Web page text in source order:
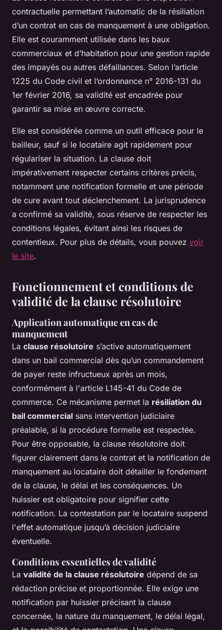
contractuelle permettant l’automatic de la résiliation
d’un contrat en cas de manquement à une obligation.
Elle est couramment utilisée dans les baux
commerciaux et d’habitation pour une gestion rapide
des impayés ou autres défaillances. Selon l’article
1225 du Code civil et l’ordonnance n° 2016-131 du
1er février 2016, sa validité est encadrée pour
garantir sa mise en œuvre correcte.
Elle est considérée comme un outil efficace pour le
bailleur, sauf si le locataire agit rapidement pour
régulariser la situation. La clause doit
impérativement respecter certains critères précis,
notamment une notification formelle et une période
de cure avant tout déclenchement. La jurisprudence
a confirmé sa validité, sous réserve de respecter les
conditions légales, évitant ainsi les risques de
contentieux. Pour plus de détails, vous pouvez voir
le site.
Fonctionnement et conditions de
validité de la clause résolutoire
Application automatique en cas de
manquement
La clause résolutoire s’active automatiquement
dans un bail commercial dès qu’un commandement
de payer reste infructueux après un mois,
conformément à l'article L145-41 du Code de
commerce. Ce mécanisme permet la résiliation du
bail commercial sans intervention judiciaire
préalable, si la procédure formelle est respectée.
Pour être opposable, la clause résolutoire doit
figurer clairement dans le contrat et la notification de
manquement au locataire doit détailler le fondement
de la clause, le délai et les conséquences. Un
huissier est obligatoire pour signifier cette
notification. La contestation par le locataire suspend
l'effet automatique jusqu’à décision judiciaire
éventuelle.
Conditions essentielles de validité
La validité de la clause résolutoire dépend de sa
rédaction précise et proportionnée. Elle exige une
notification par huissier précisant la clause
concernée, la nature du manquement, le délai légal,